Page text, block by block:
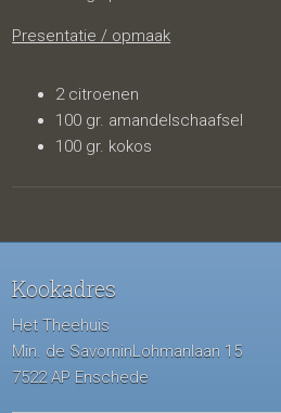
Presentatie / opmaak
2 citroenen
100 gr. amandelschaafsel
100 gr. kokos
Kookadres
Het Theehuis
Min. de SavorninLohmanlaan 15
7522 AP Enschede